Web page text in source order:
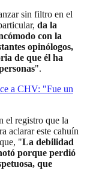
sin filtro en el
da la
con la
opinólogos,
de que él ha
".
a CHV: "Fue un
el registro que la
aclarar este cahuín
"La debilidad
porque perdió
que